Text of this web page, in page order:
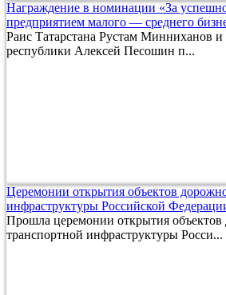
Награждение в номинации «За
предприятием малого — среднего
Раис Татарстана Рустам Минниханов
республики Алексей Песошин п...
Церемонии открытия объектов
инфраструктуры Российской
Прошла церемонии открытия
транспортной инфраструктуры Росси...